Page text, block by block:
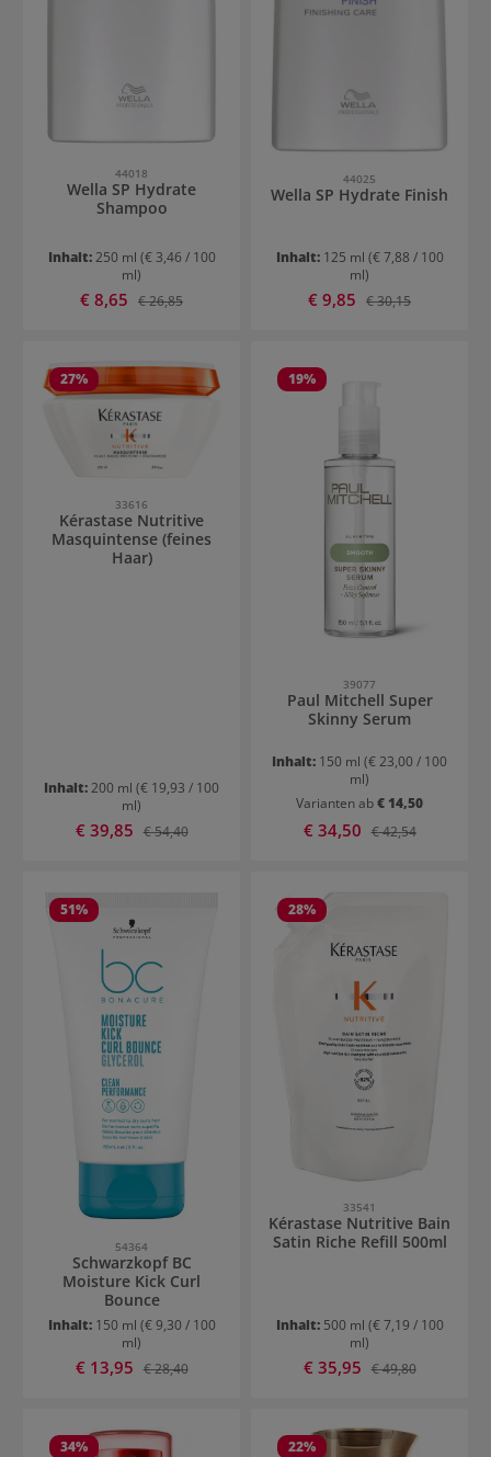
44018
Wella SP Hydrate
Shampoo
Inhalt:250 ml (€ 3,46 / 100
ml)
Verkaufspreis:
€ 8,65 Regulärer Preis:
€ 26,85
44025
Wella SP Hydrate Finish
Inhalt: 125 ml (€ 7,88 / 100
ml)
Verkaufspreis:
€ 9,85 Regulärer Preis:
€ 30,15
27%
33616
Kérastase Nutritive
Masquintense (feines
Haar)
Inhalt:200 ml (€ 19,93 / 100
ml)
Verkaufspreis:
€ 39,85 Regulärer Preis:
€ 54,40
19%
39077
Paul Mitchell Super
Skinny Serum
Inhalt: 150 ml (€ 23,00 / 100
ml)
Varianten ab€ 14,50
Verkaufspreis:
€ 34,50 Regulärer Preis:
€ 42,54
51%
54364
Schwarzkopf BC
Moisture Kick Curl
Bounce
Inhalt: 150 ml (€ 9,30 / 100
ml)
Verkaufspreis:
€ 13,95 Regulärer Preis:
€ 28,40
28%
33541
Kérastase Nutritive Bain
Satin Riche Refill 500ml
Inhalt: 500 ml (€ 7,19 / 100
ml)
Verkaufspreis:
€ 35,95 Regulärer Preis:
€ 49,80
34% 22%